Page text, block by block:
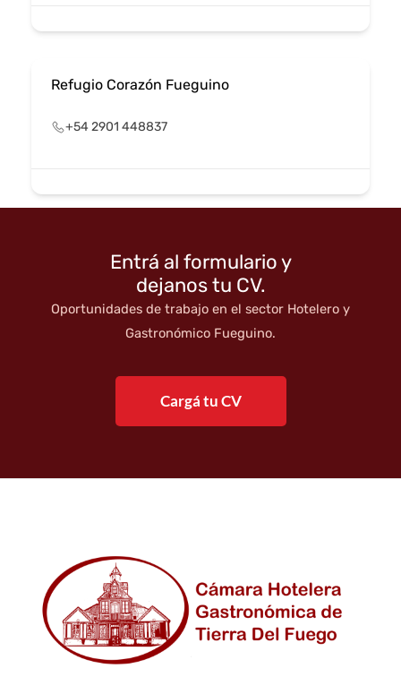
Refugio Corazón Fueguino
+54 2901 448837
Entrá al formulario y
dejanos tu CV.
Oportunidades de trabajo en el sector Hotelero y
Gastronómico Fueguino.
Cargá tu CV